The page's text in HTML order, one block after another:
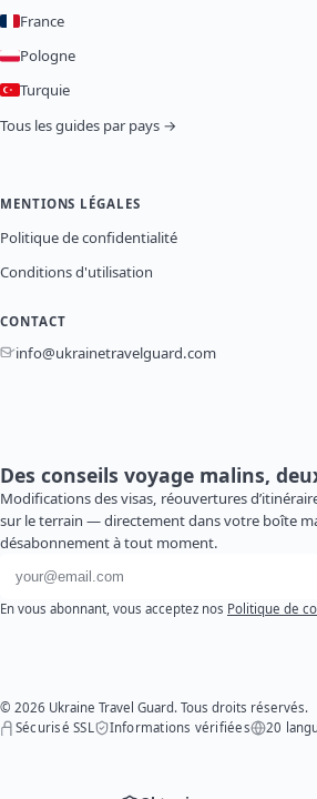
France
Pologne
Turquie
Tous les guides par pays →
MENTIONS LÉGALES
Politique de confidentialité
Conditions d'utilisation
CONTACT
info@ukrainetravelguard.com
Des conseils voyage malins,
Modifications des visas, réouvertures
sur le terrain — directement dans votre boîte
désabonnement à tout moment.
Adresse e-mail
En vous abonnant, vous acceptez nos Politique de
© 2026 Ukraine Travel Guard. Tous droits réservés.
Sécurisé SSL
Informations vérifiées 20